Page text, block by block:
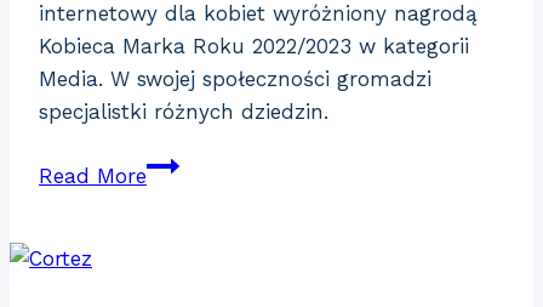
internetowy dla kobiet wyróżniony nagrodą
Kobieca Marka Roku 2022/2023 w kategorii
Media. W swojej społeczności gromadzi
specjalistki różnych dziedzin.
Read MoreGentleWoman